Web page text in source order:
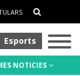
Esports
NOTICIES